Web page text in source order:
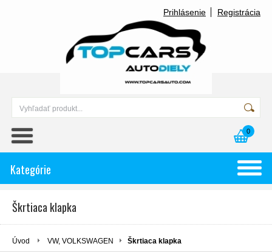
Prihlásenie Registrácia
0
Kategórie
Škrtiaca klapka
Úvod VW, VOLKSWAGEN Škrtiaca klapka